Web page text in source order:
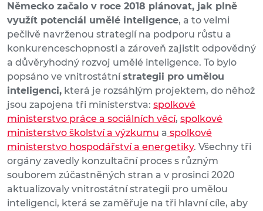
Německo začalo v roce 2018 plánovat, jak plně
využít potenciál umělé inteligence, a to velmi
pečlivě navrženou strategií na podporu růstu a
konkurenceschopnosti a zároveň zajistit odpovědný
a důvěryhodný rozvoj umělé inteligence. To bylo
popsáno ve vnitrostátnístrategii pro umělou
inteligenci, která je rozsáhlým projektem, do něhož
jsou zapojena tři ministerstva: spolkové
ministerstvo práce a sociálních věcí, spolkové
ministerstvo školství a výzkumu a spolkové
ministerstvo hospodářství a energetiky. Všechny tři
orgány zavedly konzultační proces s různým
souborem zúčastněných stran a v prosinci 2020
aktualizovaly vnitrostátní strategii pro umělou
inteligenci, která se zaměřuje na tři hlavní cíle, aby